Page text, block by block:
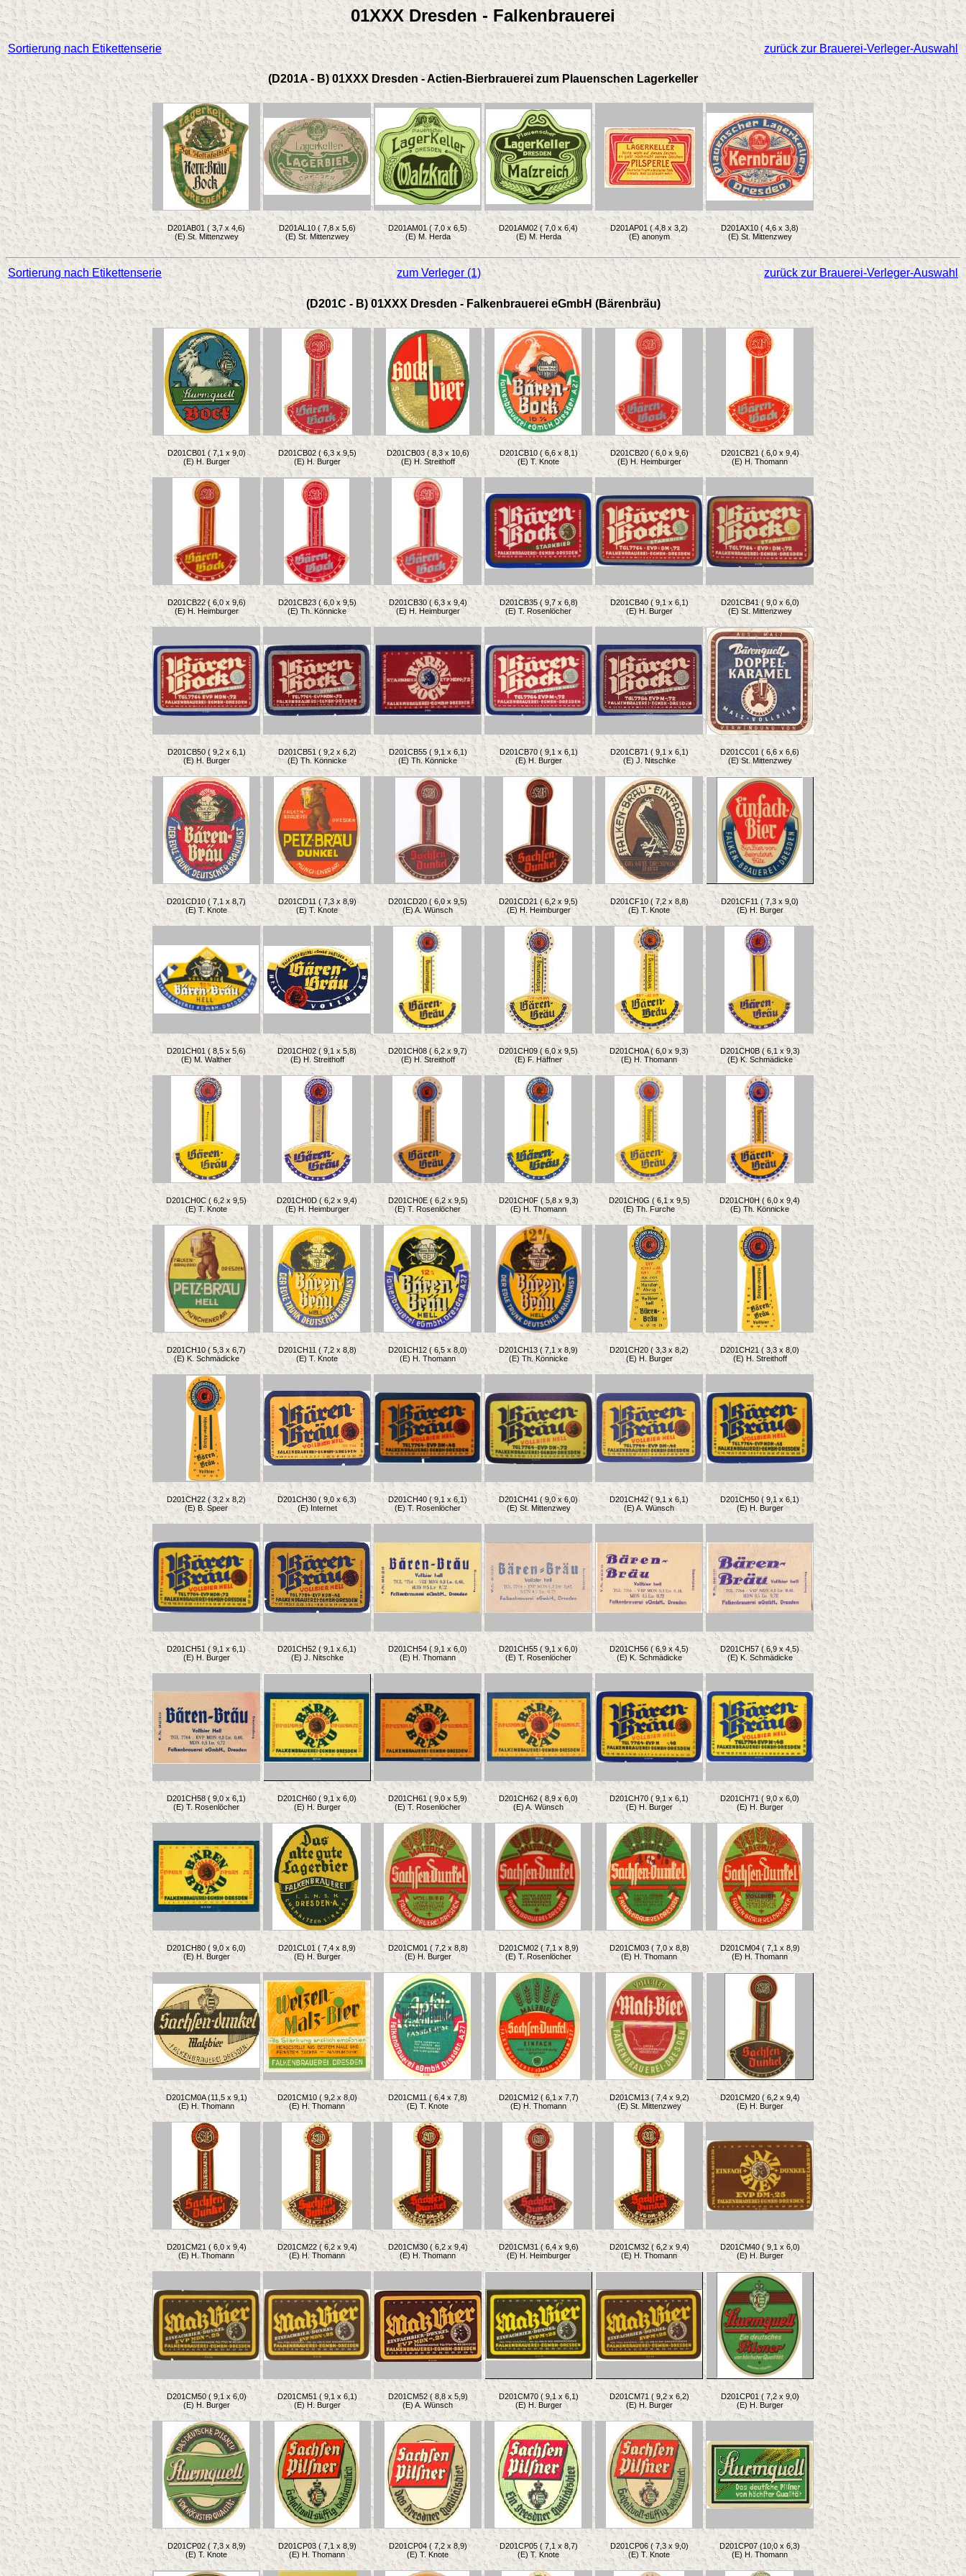
01XXX Dresden - Falkenbrauerei
Sortierung nach Etikettenserie zurück zur Brauerei-Verleger-Auswahl
(D201A - B) 01XXX Dresden - Actien-Bierbrauerei zum Plauenschen Lagerkeller
D201AB01 ( 3,7 x 4,6)
(E) St. Mittenzwey
D201AL10 ( 7,8 x 5,6)
(E) St. Mittenzwey
D201AM01 ( 7,0 x 6,5)
(E) M. Herda
D201AM02 ( 7,0 x 6,4)
(E) M. Herda
D201AP01 ( 4,8 x 3,2)
(E) anonym
D201AX10 ( 4,6 x 3,8)
(E) St. Mittenzwey
Sortierung nach Etikettenserie zum Verleger (1) zurück zur Brauerei-Verleger-Auswahl
(D201C - B) 01XXX Dresden - Falkenbrauerei eGmbH (Bärenbräu)
D201CB01 ( 7,1 x 9,0)
(E) H. Burger
D201CB02 ( 6,3 x 9,5)
(E) H. Burger
D201CB03 ( 8,3 x 10,6)
(E) H. Streithoff
D201CB10 ( 6,6 x 8,1)
(E) T. Knote
D201CB20 ( 6,0 x 9,6)
(E) H. Heimburger
D201CB21 ( 6,0 x 9,4)
(E) H. Thomann
D201CB22 ( 6,0 x 9,6)
(E) H. Heimburger
D201CB23 ( 6,0 x 9,5)
(E) Th. Könnicke
D201CB30 ( 6,3 x 9,4)
(E) H. Heimburger
D201CB35 ( 9,7 x 6,8)
(E) T. Rosenlöcher
D201CB40 ( 9,1 x 6,1)
(E) H. Burger
D201CB41 ( 9,0 x 6,0)
(E) St. Mittenzwey
D201CB50 ( 9,2 x 6,1)
(E) H. Burger
D201CB51 ( 9,2 x 6,2)
(E) Th. Könnicke
D201CB55 ( 9,1 x 6,1)
(E) Th. Könnicke
D201CB70 ( 9,1 x 6,1)
(E) H. Burger
D201CB71 ( 9,1 x 6,1)
(E) J. Nitschke
D201CC01 ( 6,6 x 6,6)
(E) St. Mittenzwey
D201CD10 ( 7,1 x 8,7)
(E) T. Knote
D201CD11 ( 7,3 x 8,9)
(E) T. Knote
D201CD20 ( 6,0 x 9,5)
(E) A. Wünsch
D201CD21 ( 6,2 x 9,5)
(E) H. Heimburger
D201CF10 ( 7,2 x 8,8)
(E) T. Knote
D201CF11 ( 7,3 x 9,0)
(E) H. Burger
D201CH01 ( 8,5 x 5,6)
(E) M. Walther
D201CH02 ( 9,1 x 5,8)
(E) H. Streithoff
D201CH08 ( 6,2 x 9,7)
(E) H. Streithoff
D201CH09 ( 6,0 x 9,5)
(E) F. Häffner
D201CH0A ( 6,0 x 9,3)
(E) H. Thomann
D201CH0B ( 6,1 x 9,3)
(E) K. Schmädicke
D201CH0C ( 6,2 x 9,5)
(E) T. Knote
D201CH0D ( 6,2 x 9,4)
(E) H. Heimburger
D201CH0E ( 6,2 x 9,5)
(E) T. Rosenlöcher
D201CH0F ( 5,8 x 9,3)
(E) H. Thomann
D201CH0G ( 6,1 x 9,5)
(E) Th. Furche
D201CH0H ( 6,0 x 9,4)
(E) Th. Könnicke
D201CH10 ( 5,3 x 6,7)
(E) K. Schmädicke
D201CH11 ( 7,2 x 8,8)
(E) T. Knote
D201CH12 ( 6,5 x 8,0)
(E) H. Thomann
D201CH13 ( 7,1 x 8,9)
(E) Th. Könnicke
D201CH20 ( 3,3 x 8,2)
(E) H. Burger
D201CH21 ( 3,3 x 8,0)
(E) H. Streithoff
D201CH22 ( 3,2 x 8,2)
(E) B. Speer
D201CH30 ( 9,0 x 6,3)
(E) Internet
D201CH40 ( 9,1 x 6,1)
(E) T. Rosenlöcher
D201CH41 ( 9,0 x 6,0)
(E) St. Mittenzwey
D201CH42 ( 9,1 x 6,1)
(E) A. Wünsch
D201CH50 ( 9,1 x 6,1)
(E) H. Burger
D201CH51 ( 9,1 x 6,1)
(E) H. Burger
D201CH52 ( 9,1 x 6,1)
(E) J. Nitschke
D201CH54 ( 9,1 x 6,0)
(E) H. Thomann
D201CH55 ( 9,1 x 6,0)
(E) T. Rosenlöcher
D201CH56 ( 6,9 x 4,5)
(E) K. Schmädicke
D201CH57 ( 6,9 x 4,5)
(E) K. Schmädicke
D201CH58 ( 9,0 x 6,1)
(E) T. Rosenlöcher
D201CH60 ( 9,1 x 6,0)
(E) H. Burger
D201CH61 ( 9,0 x 5,9)
(E) T. Rosenlöcher
D201CH62 ( 8,9 x 6,0)
(E) A. Wünsch
D201CH70 ( 9,1 x 6,1)
(E) H. Burger
D201CH71 ( 9,0 x 6,0)
(E) H. Burger
D201CH80 ( 9,0 x 6,0)
(E) H. Burger
D201CL01 ( 7,4 x 8,9)
(E) H. Burger
D201CM01 ( 7,2 x 8,8)
(E) H. Burger
D201CM02 ( 7,1 x 8,9)
(E) T. Rosenlöcher
D201CM03 ( 7,0 x 8,8)
(E) H. Thomann
D201CM04 ( 7,1 x 8,9)
(E) H. Thomann
D201CM0A (11,5 x 9,1)
(E) H. Thomann
D201CM10 ( 9,2 x 8,0)
(E) H. Thomann
D201CM11 ( 6,4 x 7,8)
(E) T. Knote
D201CM12 ( 6,1 x 7,7)
(E) H. Thomann
D201CM13 ( 7,4 x 9,2)
(E) St. Mittenzwey
D201CM20 ( 6,2 x 9,4)
(E) H. Burger
D201CM21 ( 6,0 x 9,4)
(E) H. Thomann
D201CM22 ( 6,2 x 9,4)
(E) H. Thomann
D201CM30 ( 6,2 x 9,4)
(E) H. Thomann
D201CM31 ( 6,4 x 9,6)
(E) H. Heimburger
D201CM32 ( 6,2 x 9,4)
(E) H. Thomann
D201CM40 ( 9,1 x 6,0)
(E) H. Burger
D201CM50 ( 9,1 x 6,0)
(E) H. Burger
D201CM51 ( 9,1 x 6,1)
(E) H. Burger
D201CM52 ( 8,8 x 5,9)
(E) A. Wünsch
D201CM70 ( 9,1 x 6,1)
(E) H. Burger
D201CM71 ( 9,2 x 6,2)
(E) H. Burger
D201CP01 ( 7,2 x 9,0)
(E) H. Burger
D201CP02 ( 7,3 x 8,9)
(E) T. Knote
D201CP03 ( 7,1 x 8,9)
(E) H. Thomann
D201CP04 ( 7,2 x 8,9)
(E) T. Knote
D201CP05 ( 7,1 x 8,7)
(E) T. Knote
D201CP06 ( 7,3 x 9,0)
(E) T. Knote
D201CP07 (10,0 x 6,3)
(E) H. Thomann